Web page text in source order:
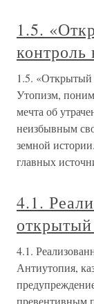
1.5.
1.5.
Утопизм,
мечта об
неизбывным
земной
главных
4.1.
4.1.
Антиутопия,